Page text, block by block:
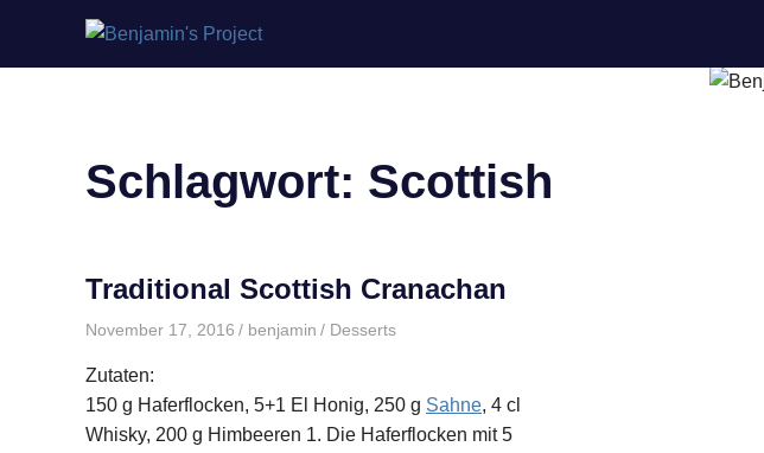
Schlagwort: Scottish
Traditional Scottish Cranachan
November 17, 2016 benjamin Desserts
Zutaten:
150 g Haferflocken, 5+1 El Honig, 250 g Sahne, 4 cl
Whisky, 200 g Himbeeren 1. Die Haferflocken mit 5